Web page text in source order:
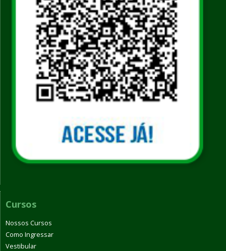
Cursos
Nossos Cursos
Como Ingressar
Vestibular